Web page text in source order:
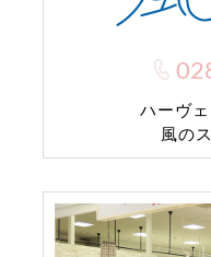
ハーヴ
風の